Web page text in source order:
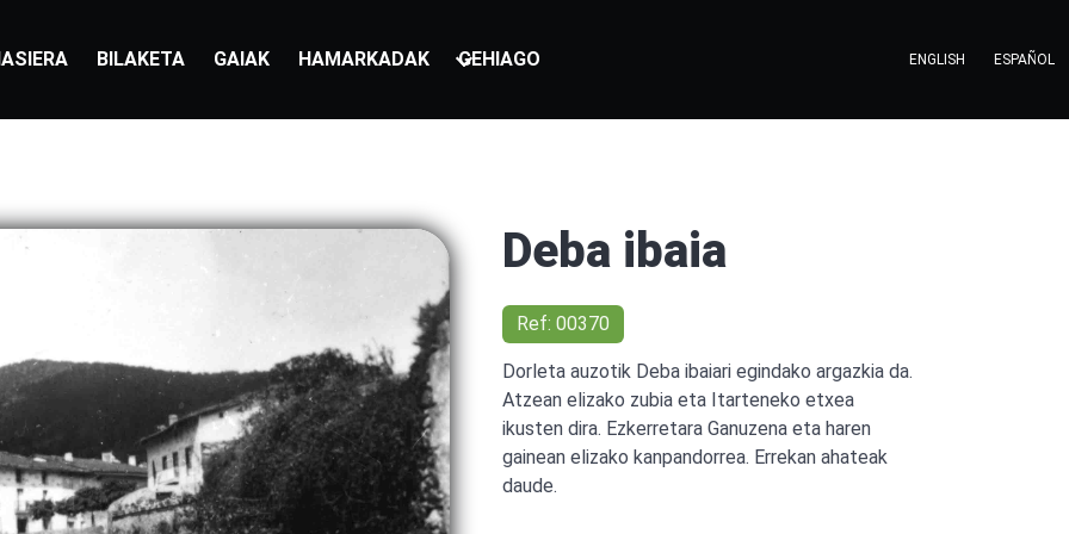
BILAKETA GAIAK HAMARKADAK GEHIAGO ENGLISH ESPAÑOL
Deba ibaia
Ref: 00370
Dorleta auzotik Deba ibaiari egindako argazkia da.
Atzean elizako zubia eta Itarteneko etxea
ikusten dira. Ezkerretara Ganuzena eta haren
gainean elizako kanpandorrea. Errekan ahateak
daude.